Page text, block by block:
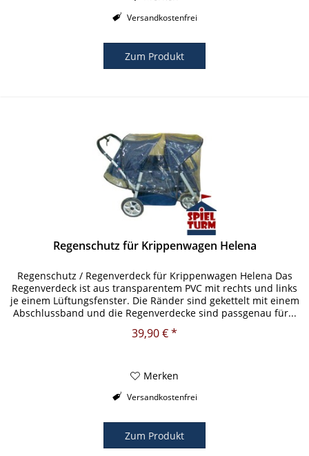
Versandkostenfrei
Zum Produkt
Regenschutz für Krippenwagen Helena
Regenschutz / Regenverdeck für Krippenwagen Helena Das
Regenverdeck ist aus transparentem PVC mit rechts und links
je einem Lüftungsfenster. Die Ränder sind gekettelt mit einem
Abschlussband und die Regenverdecke sind passgenau für...
39,90 € *
Merken
Versandkostenfrei
Zum Produkt